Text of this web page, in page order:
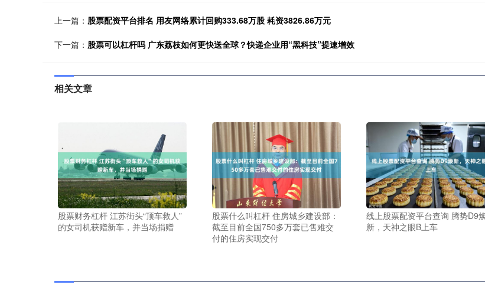
上一篇： 股票配资平台排名 用友网络累计回购333.68万股 耗资3826.86万元
下一篇： 股票可以杠杆吗 广东荔枝如何更快送全球？快递企业用“黑科技”提速增效
相关文章
股票财务杠杆 江苏街头“顶车救人”
的女司机获赠新车，并当场捐赠
股票什么叫杠杆 住房城乡建设部：
截至目前全国750多万套已售难交
付的住房实现交付
线上股票配资平台查询 腾势D9
新，天神之眼B上车